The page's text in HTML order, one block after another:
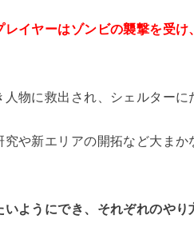
イヤーはゾンビの襲撃を受け
物に救出され、シェルターに
や新エリアの開拓など大まか
ようにでき、それぞれのやり